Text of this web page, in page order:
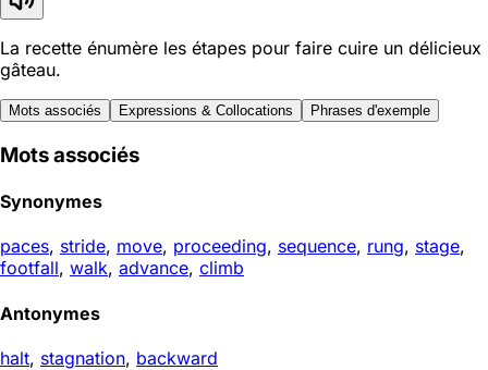
La recette énumère les étapes pour faire cuire un délicieux
gâteau.
Mots associés Expressions & Collocations Phrases d'exemple
Mots associés
Synonymes
paces, stride, move, proceeding, sequence, rung, stage,
footfall, walk, advance, climb
Antonymes
halt, stagnation, backward